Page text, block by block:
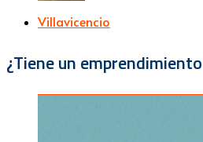
Villavicencio
¿Tiene un